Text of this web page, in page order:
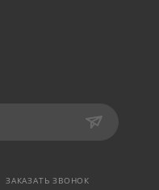
ЗАКАЗАТЬ ЗВОНОК